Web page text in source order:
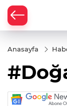
Anasayfa